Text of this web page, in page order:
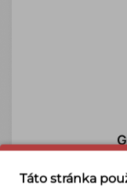
36 €
Na objednávku›
Táto stránka